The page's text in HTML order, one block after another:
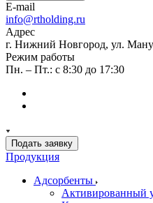
E-mail
info@rtholding.ru
Адрес
г. Нижний Новгород, ул.
Режим работы
Пн. – Пт.: с 8:30 до 17:30
Подать заявку
Продукция
Адсорбенты
Активированный